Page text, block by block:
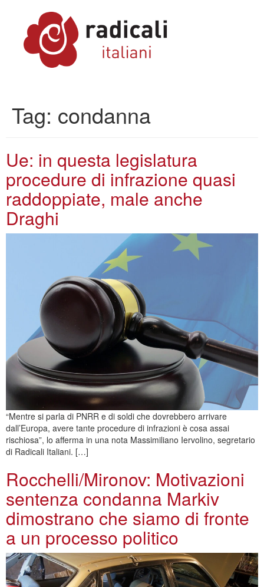
Tag: condanna
Ue: in questa legislatura
procedure di infrazione quasi
raddoppiate, male anche
Draghi
“Mentre si parla di PNRR e di soldi che dovrebbero arrivare
dall’Europa, avere tante procedure di infrazioni è cosa assai
rischiosa”, lo afferma in una nota Massimiliano Iervolino, segretario
di Radicali Italiani. […]
Rocchelli/Mironov: Motivazioni
sentenza condanna Markiv
dimostrano che siamo di fronte
a un processo politico